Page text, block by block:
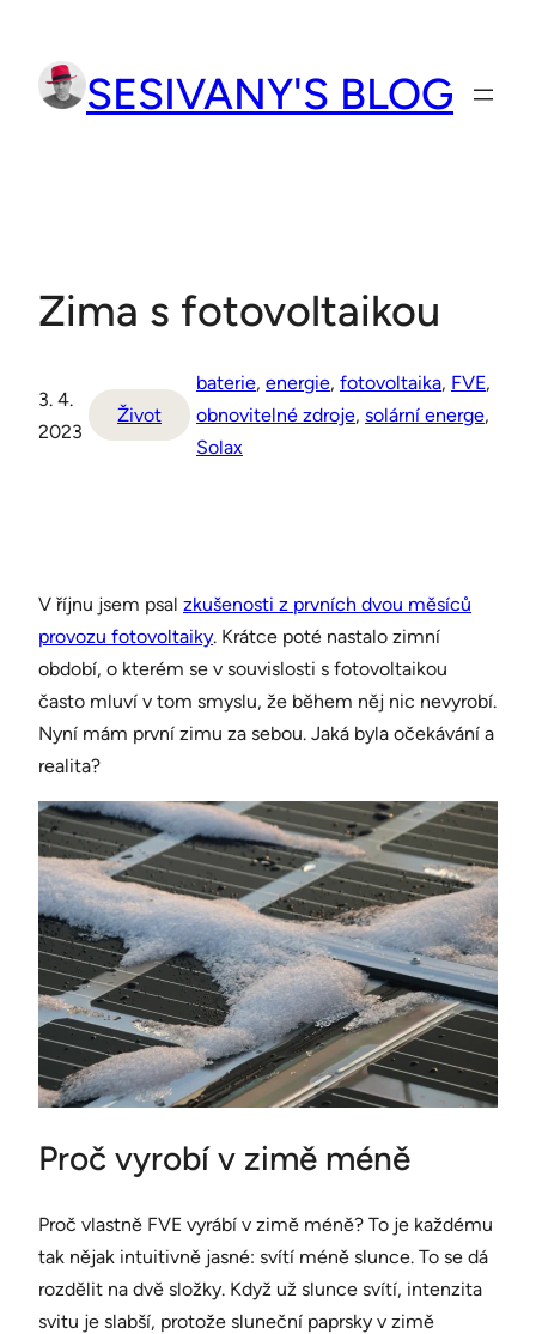
obsah
SESIVANY'S BLOG
Zima s fotovoltaikou
3. 4.
2023
Život
baterie, energie, fotovoltaika, FVE,
obnovitelné zdroje, solární energe,
Solax
V říjnu jsem psal zkušenosti z prvních dvou měsíců
provozu fotovoltaiky. Krátce poté nastalo zimní
období, o kterém se v souvislosti s fotovoltaikou
často mluví v tom smyslu, že během něj nic nevyrobí.
Nyní mám první zimu za sebou. Jaká byla očekávání a
realita?
Proč vyrobí v zimě méně
Proč vlastně FVE vyrábí v zimě méně? To je každému
tak nějak intuitivně jasné: svítí méně slunce. To se dá
rozdělit na dvě složky. Když už slunce svítí, intenzita
svitu je slabší, protože sluneční paprsky v zimě